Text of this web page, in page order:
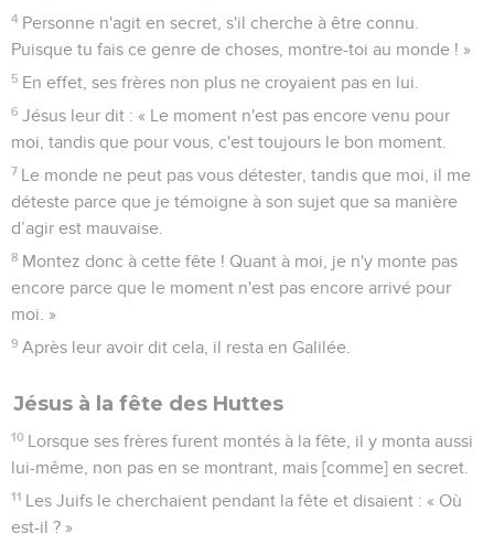
4 Personne n'agit en secret, s'il cherche à être connu.
Puisque tu fais ce genre de choses, montre-toi au monde ! »
5 En effet, ses frères non plus ne croyaient pas en lui.
6 Jésus leur dit : « Le moment n'est pas encore venu pour
moi, tandis que pour vous, c'est toujours le bon moment.
7 Le monde ne peut pas vous détester, tandis que moi, il me
déteste parce que je témoigne à son sujet que sa manière
d’agir est mauvaise.
8 Montez donc à cette fête ! Quant à moi, je n'y monte pas
encore parce que le moment n'est pas encore arrivé pour
moi. »
9 Après leur avoir dit cela, il resta en Galilée.
Jésus à la fête des Huttes
10 Lorsque ses frères furent montés à la fête, il y monta aussi
lui-même, non pas en se montrant, mais [comme] en secret.
11 Les Juifs le cherchaient pendant la fête et disaient : « Où
est-il ? »